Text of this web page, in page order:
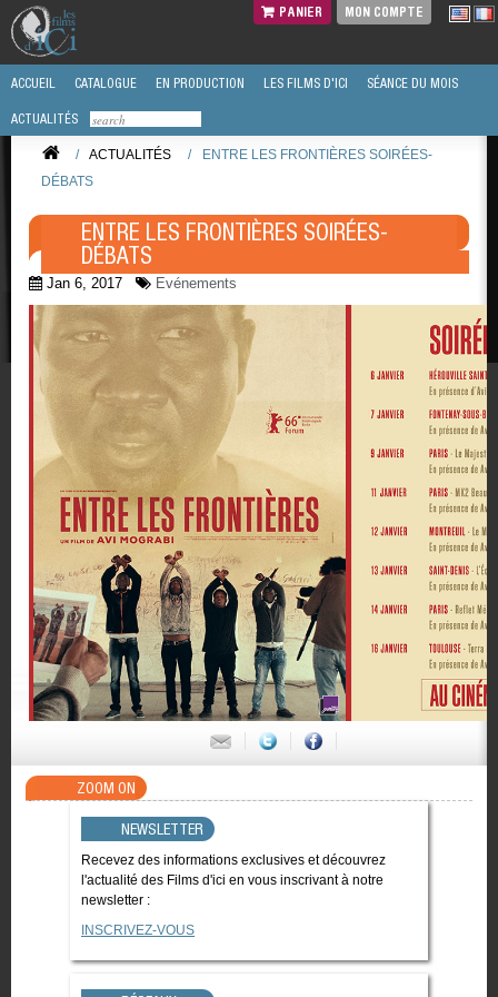
PANIER MON COMPTE
ACCUEIL CATALOGUE EN PRODUCTION LES FILMS D'ICI SÉANCE DU MOIS
ACTUALITÉS
/ ACTUALITÉS /
ENTRE LES FRONTIÈRES SOIRÉES-
DÉBATS
ENTRE LES FRONTIÈRES SOIRÉES-
DÉBATS
Jan 6, 2017 Evénements
ZOOM ON
NEWSLETTER
Recevez des informations exclusives et découvrez
l'actualité des Films d'ici en vous inscrivant à notre
newsletter :
INSCRIVEZ-VOUS